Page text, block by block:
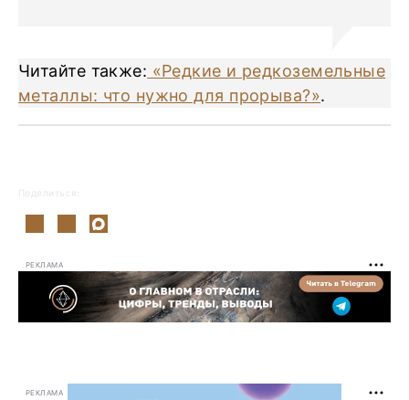
Читайте также: «Редкие и редкоземельные
металлы: что нужно для прорыва?».
Поделиться:
РЕКЛАМА
РЕКЛАМА